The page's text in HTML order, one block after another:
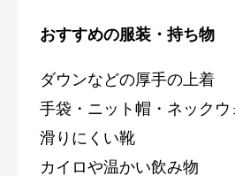
おすすめの服装・持ち物
ダウンなどの厚手の上着
手袋・ニット帽・ネックウ
滑りにくい靴
カイロや温かい飲み物